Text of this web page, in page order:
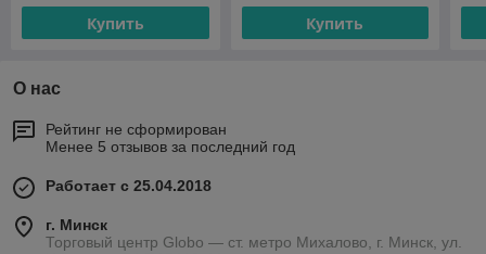
Купить Купить
О нас
Рейтинг не сформирован
Менее 5 отзывов за последний год
Работает с 25.04.2018
г. Минск
Торговый центр Globo — ст. метро Михалово, г. Минск, ул.